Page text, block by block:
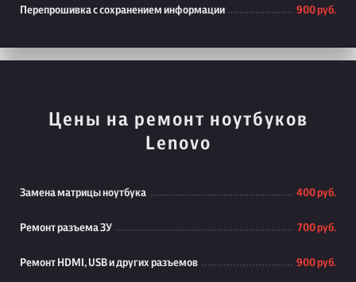
Перепрошивка с сохранением информации 900 руб.
Цены на ремонт ноутбуков
Lenovo
Замена матрицы ноутбука 400 руб.
Ремонт разъема ЗУ 700 руб.
Ремонт HDMI, USB и других разъемов 900 руб.